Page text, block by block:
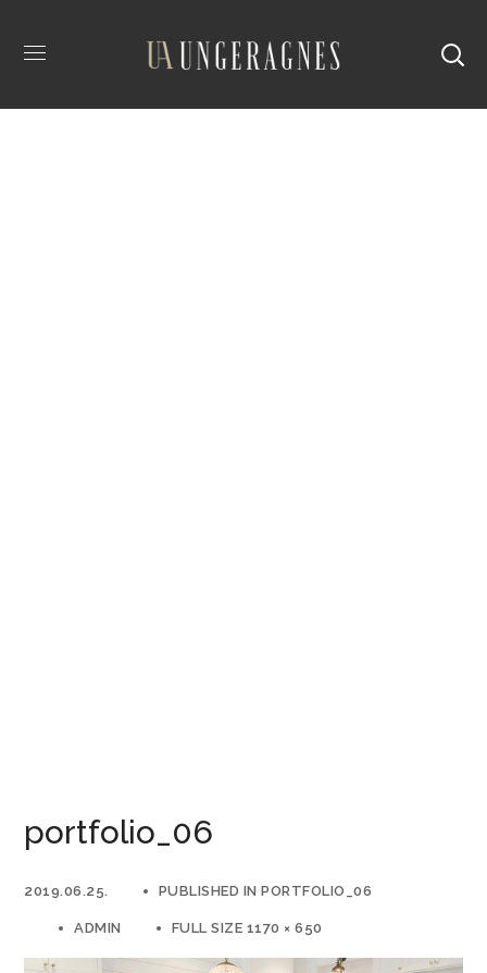
portfolio_06
2019.06.25. PUBLISHED INPORTFOLIO_06
ADMIN FULL SIZE 1170 × 650